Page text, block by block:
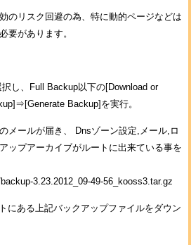
のリスク回避の為、特に動的ページなどは
要があります。
択し、Full Backup以下の[Download or
Backup]を実行。
メールが届き、 Dnsゾーン設定,メール,ロ
ップアーカイブがルートに出来ている事を
3.23.2012_09-49-56_kooss3.tar.gz
にある上記バックアップファイルをダウン